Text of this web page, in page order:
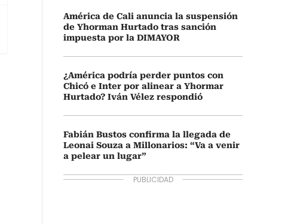
América de Cali anuncia la suspensión
de Yhorman Hurtado tras sanción
impuesta por la DIMAYOR
¿América podría perder puntos con
Chicó e Inter por alinear a Yhormar
Hurtado? Iván Vélez respondió
Fabián Bustos confirma la llegada de
Leonai Souza a Millonarios: “Va a venir
a pelear un lugar”